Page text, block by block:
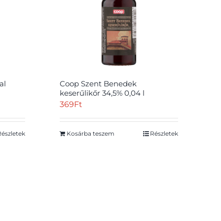
Coop Szent Benedek
keserűlikőr 34,5% 0,04 l
369Ft
Kosárba teszem Részletek